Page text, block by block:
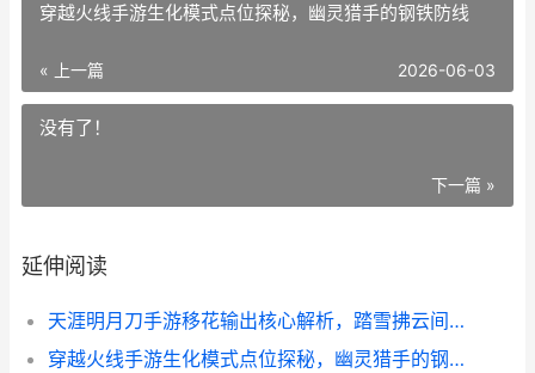
穿越火线手游生化模式点位探秘，幽灵猎手的钢铁防线
« 上一篇 2026-06-03
没有了！
下一篇 »
延伸阅读
天涯明月刀手游移花输出核心解析，踏雪拂云间的致命芳华
穿越火线手游生化模式点位探秘，幽灵猎手的钢铁防线